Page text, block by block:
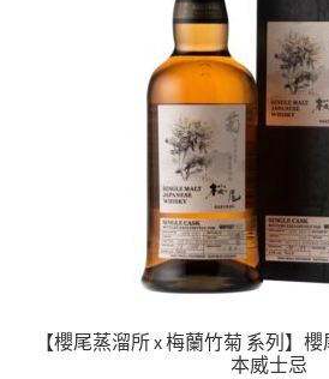
【櫻尾蒸溜所 x 梅蘭竹菊 系列】
本威士忌